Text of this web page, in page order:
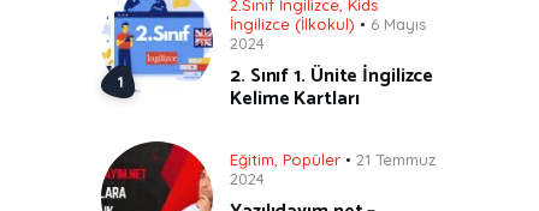
2.Sınıf İngilizce Kids
İngilizce (İlkokul)
6 Mayıs
2024
2. Sınıf 1. Ünite İngilizce
Kelime Kartları
Eğitim Popüler
21 Temmuz
2024